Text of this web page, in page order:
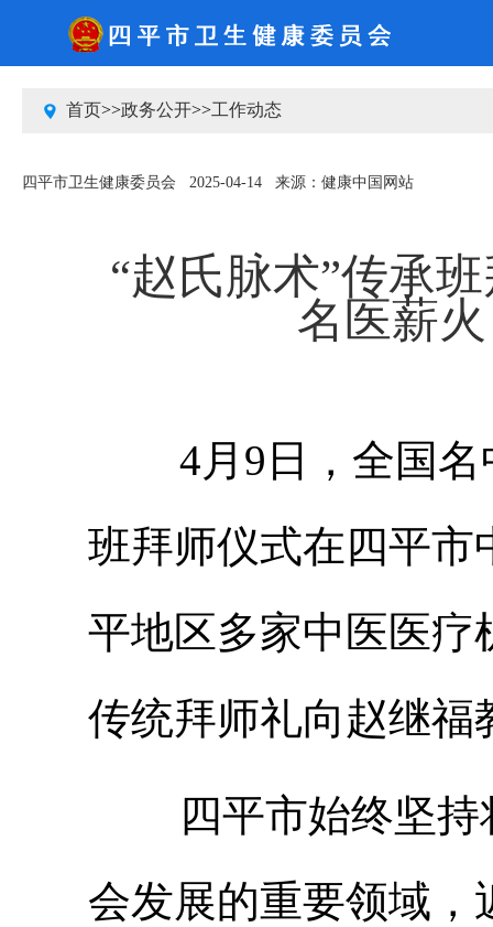
2026-8-6 星期四
首页>>政务公开>>工作动态
四平市卫生健康委员会 2025-04-14 来源：健康中国网站
“赵氏脉术”传承
名医薪
4月9日，全国名
班拜师仪式在四平市
平地区多家中医医疗
传统拜师礼向赵继福
四平市始终坚持
会发展的重要领域，